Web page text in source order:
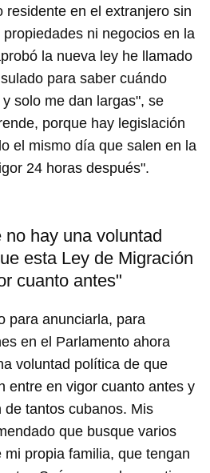
residente en el extranjero sin
ni negocios en la
la nueva ley he llamado
para saber cuándo
solo me dan largas", se
porque hay legislación
el mismo día que salen en la
24 horas después".
no hay una voluntad
esta Ley de Migración
cuanto antes"
para anunciarla, para
en el Parlamento ahora
voluntad política de que
entre en vigor cuanto antes y
tantos cubanos. Mis
que busque varios
propia familia, que tengan